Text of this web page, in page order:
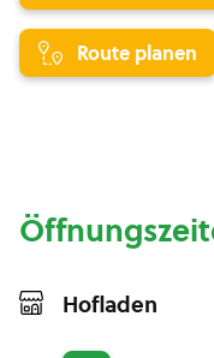
Route planen
Hofladen